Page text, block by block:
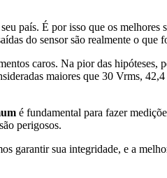
país. É por isso que os melhores
do sensor são realmente o que
caros. Na pior das hipóteses,
maiores que 30 Vrms,
é fundamental para fazer
perigosos.
garantir sua integridade, e a